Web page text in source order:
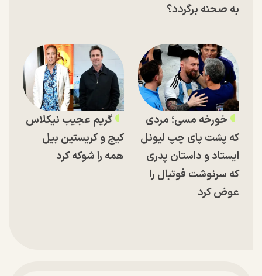
به صحنه برگردد؟
خورخه مسی؛ مردی
که پشت پای چپ لیونل
ایستاد و داستان پدری
که سرنوشت فوتبال را
عوض کرد
گریم عجیب نیکلاس
کیج و کریستین بیل
همه را شوکه کرد